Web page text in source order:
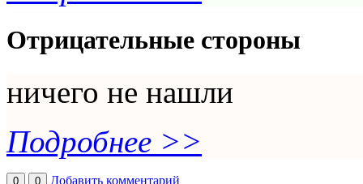
Отрицательные стороны
ничего не нашли
Подробнее >>
0 0 Добавить комментарий